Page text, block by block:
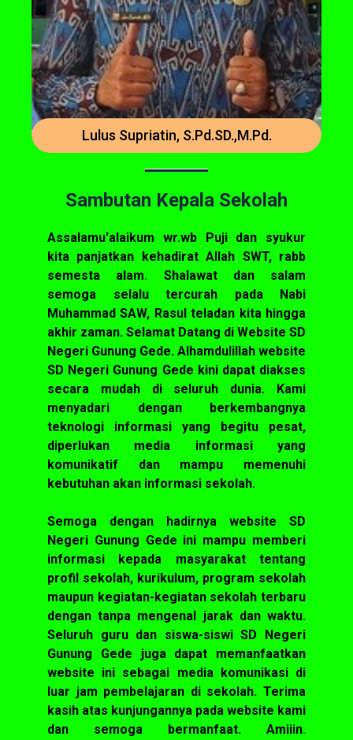
Sambutan Kepala Sekolah
Assalamu'alaikum wr.wb Puji dan syukur
kita panjatkan kehadirat Allah SWT, rabb
semesta alam. Shalawat dan salam
semoga selalu tercurah pada Nabi
Muhammad SAW, Rasul teladan kita hingga
akhir zaman. Selamat Datang di Website SD
Negeri Gunung Gede. Alhamdulillah website
SD Negeri Gunung Gede kini dapat diakses
secara mudah di seluruh dunia. Kami
menyadari dengan berkembangnya
teknologi informasi yang begitu pesat,
diperlukan media informasi yang
komunikatif dan mampu memenuhi
kebutuhan akan informasi sekolah.
Semoga dengan hadirnya website SD
Negeri Gunung Gede ini mampu memberi
informasi kepada masyarakat tentang
profil sekolah, kurikulum, program sekolah
maupun kegiatan-kegiatan sekolah terbaru
dengan tanpa mengenal jarak dan waktu.
Seluruh guru dan siswa-siswi SD Negeri
Gunung Gede juga dapat memanfaatkan
website ini sebagai media komunikasi di
luar jam pembelajaran di sekolah. Terima
kasih atas kunjungannya pada website kami
dan semoga bermanfaat. Amiiin.
Lulus Supriatin, S.Pd.SD.,M.Pd.